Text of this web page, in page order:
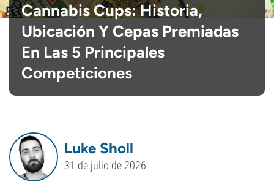
Cannabis Cups: Historia,
Ubicación Y Cepas Premiadas
En Las 5 Principales
Competiciones
Luke Sholl
31 de julio de 2026